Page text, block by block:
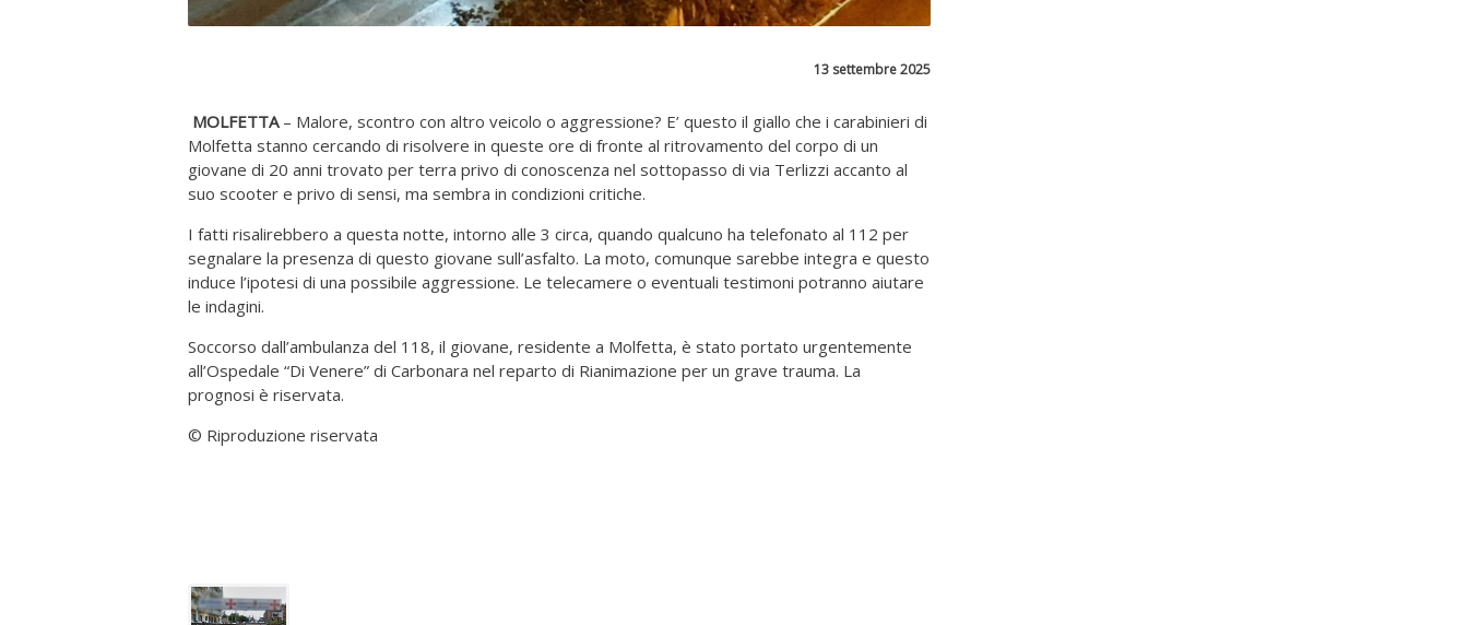
13 settembre 2025
MOLFETTA– Malore, scontro con altro veicolo o aggressione? E’ questo il giallo che i carabinieri di
Molfetta stanno cercando di risolvere in queste ore di fronte al ritrovamento del corpo di un
giovane di 20 anni trovato per terra privo di conoscenza nel sottopasso di via Terlizzi accanto al
suo scooter e privo di sensi, ma sembra in condizioni critiche.
I fatti risalirebbero a questa notte, intorno alle 3 circa, quando qualcuno ha telefonato al 112 per
segnalare la presenza di questo giovane sull’asfalto. La moto, comunque sarebbe integra e questo
induce l’ipotesi di una possibile aggressione. Le telecamere o eventuali testimoni potranno aiutare
le indagini.
Soccorso dall’ambulanza del 118, il giovane, residente a Molfetta, è stato portato urgentemente
all’Ospedale “Di Venere” di Carbonara nel reparto di Rianimazione per un grave trauma. La
prognosi è riservata.
© Riproduzione riservata